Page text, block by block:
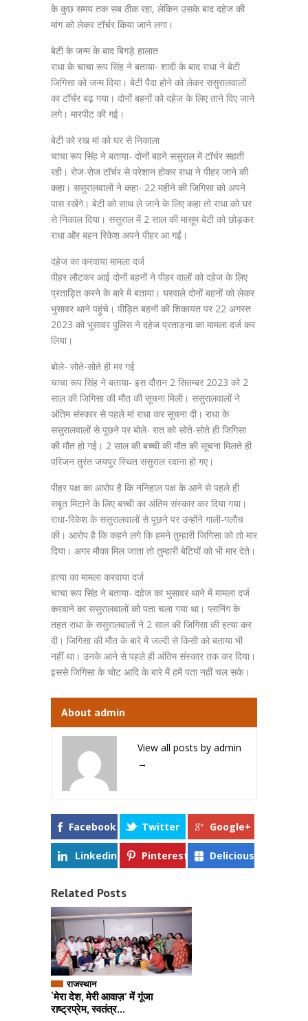
के कुछ समय तक सब ठीक रहा, लेकिन उसके बाद दहेज की
मांग को लेकर टॉर्चर किया जाने लगा।
बेटी के जन्म के बाद बिगड़े हालात
राधा के चाचा रूप सिंह ने बताया- शादी के बाद राधा ने बेटी
जिगिसा को जन्म दिया। बेटी पैदा होने को लेकर ससुरालवालों
का टॉर्चर बढ़ गया। दोनों बहनों को दहेज के लिए ताने दिए जाने
लगे। मारपीट की गई।
बेटी को रख मां को घर से निकाला
चाचा रूप सिंह ने बताया- दोनों बहने ससुराल में टॉर्चर सहती
रही। रोज-रोज टॉर्चर से परेशान होकर राधा ने पीहर जाने की
कहा। ससुरालवालों ने कहा- 22 महीने की जिगिसा को अपने
पास रखेंगे। बेटी को साथ ले जाने के लिए कहा तो राधा को घर
से निकाल दिया। ससुराल में 2 साल की मासूम बेटी को छोड़कर
राधा और बहन रिकेश अपने पीहर आ गईं।
दहेज का करवाया मामला दर्ज
पीहर लौटकर आई दोनों बहनों ने पीहर वालों को दहेज के लिए
प्रताड़ित करने के बारे में बताया। घरवाले दोनों बहनों को लेकर
भुसावर थाने पहुंचे। पीड़ित बहनों की शिकायत पर 22 अगस्त
2023 को भुसावर पुलिस ने दहेज प्रताड़ना का मामला दर्ज कर
लिया।
बोले- सोते-सोते ही मर गई
चाचा रूप सिंह ने बताया- इस दौरान 2 सितम्बर 2023 को 2
साल की जिगिसा की मौत की सूचना मिली। ससुरालवालों ने
अंतिम संस्कार से पहले मां राधा कर सूचना दी। राधा के
ससुरालवालों से पूछने पर बोले- रात को सोते-सोते ही जिगिसा
की मौत हो गई। 2 साल की बच्ची की मौत की सूचना मिलते ही
परिजन तुरंत जयपुर स्थित ससुराल रवाना हो गए।
पीहर पक्ष का आरोप है कि ननिहाल पक्ष के आने से पहले ही
सबूत मिटाने के लिए बच्ची का अंतिम संस्कार कर दिया गया।
राधा-रिकेश के ससुरालवालों से पूछने पर उन्होंने गाली-गलौच
की। आरोप है कि कहने लगे कि हमने तुम्हारी जिगिसा को तो मार
दिया। अगर मौका मिल जाता तो तुम्हारी बेटियों को भी मार देते।
हत्या का मामला करवाया दर्ज
चाचा रूप सिंह ने बताया- दहेज का भुसावर थाने में मामला दर्ज
करवाने का ससुरालवालों को पता चला गया था। प्लानिंग के
तहत राधा के ससुरालवालों ने 2 साल की जिगिसा की हत्या कर
दी। जिगिसा की मौत के बारे में जल्दी से किसी को बताया भी
नहीं था। उनके आने से पहले ही अंतिम संस्कार तक कर दिया।
इससे जिगिसा के चोट आदि के बारे में हमें पता नहीं चल सके।
About admin
View all posts by admin
→
Facebook Twitter Google+
Linkedin Pinterest Delicious
Related Posts
राजस्थान
‘मेरा देश, मेरी आवाज़’ में गूंजा
राष्ट्रप्रेम, स्वतंत्र...